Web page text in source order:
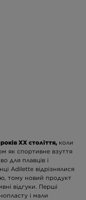
XX століття, коли
як спортивне взуття
для плавців і
Adilette відрізнялися
тому новий продукт
відгуки. Перші
і мали